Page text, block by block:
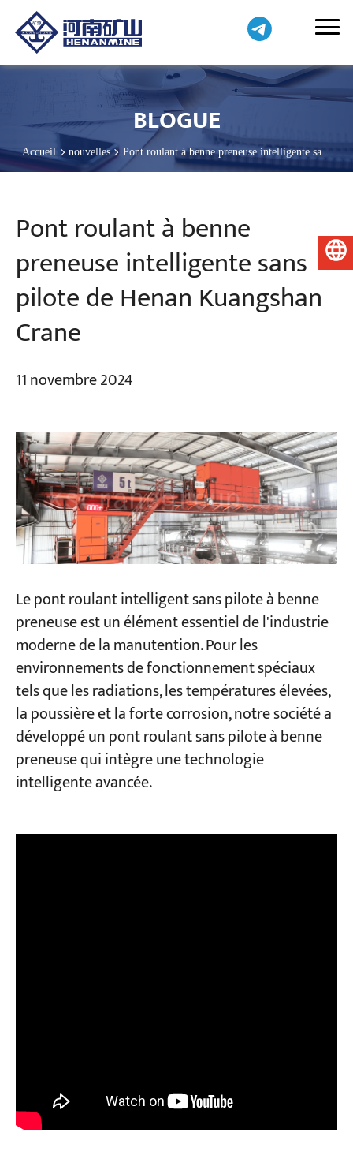
Projets
Blogs
Nouvelles
Contactez-nous
BLOGUE
Accueil nouvelles
Pont roulant à benne preneuse intelligente sans
pilote de Henan Kuangshan Crane
Pont roulant à benne
preneuse intelligente sans
pilote de Henan Kuangshan
Crane
11 novembre 2024
Le pont roulant intelligent sans pilote à benne
preneuse est un élément essentiel de l'industrie
moderne de la manutention. Pour les
environnements de fonctionnement spéciaux
tels que les radiations, les températures élevées,
la poussière et la forte corrosion, notre société a
développé un pont roulant sans pilote à benne
preneuse qui intègre une technologie
intelligente avancée.
Français